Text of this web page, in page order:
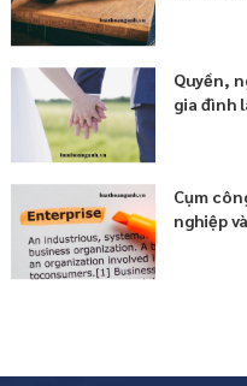
Quyền,
gia đình
Cụm
nghiệp